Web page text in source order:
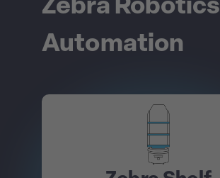
Zebra Robotics
Automation